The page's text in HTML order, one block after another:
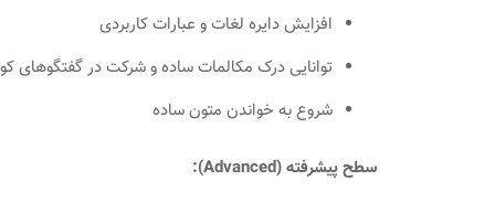
افزایش دایره لغات و عبارات کاربردی
توانایی درک مکالمات ساده و شرکت در گفتگوهای
شروع به خواندن متون ساده
سطح پیشرفته (Advanced):